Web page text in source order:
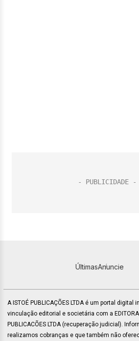
ÚltimasAnuncie
A ISTOÉ PUBLICAÇÕES LTDA é um portal digital
vinculação editorial e societária com a EDITORA
PUBLICACÕES LTDA (recuperação judicial).
realizamos cobranças e que também não